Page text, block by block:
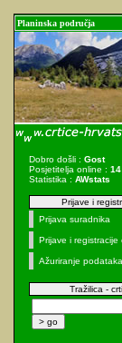
Planinska područja
Dobro došli : Gost
Posjetitelja online : 14
Statistika : AWstats
Prijave i
Prijava suradnika
Prijave i registracije
Ažuriranje
Tražilica -